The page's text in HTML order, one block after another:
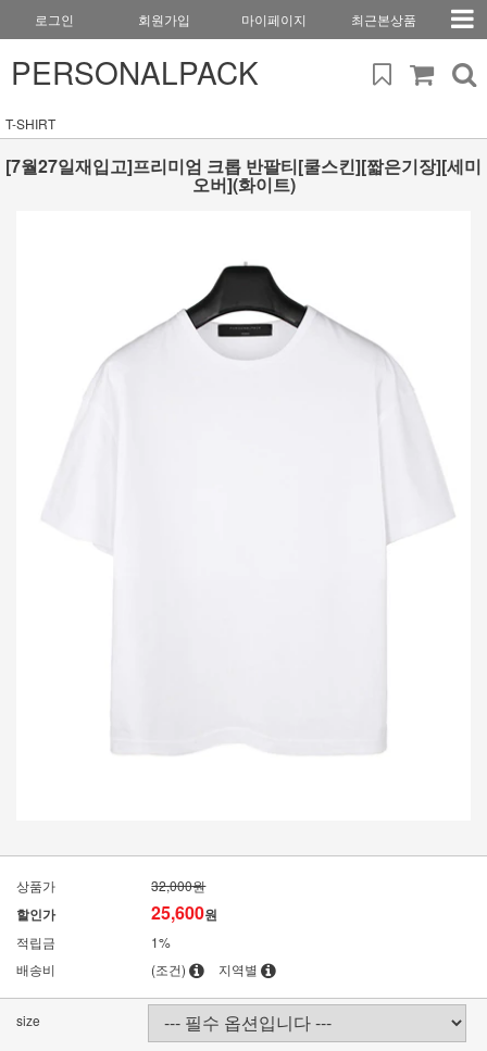
로그인 회원가입 마이페이지 최근본상품
PERSONALPACK
T-SHIRT
[7월27일재입고]프리미엄 크롭 반팔티[쿨스킨][짧은기장][세미
오버](화이트)
상품가 32,000원
할인가 25,600원
적립금
1%
배송비
(조건) 지역별
size